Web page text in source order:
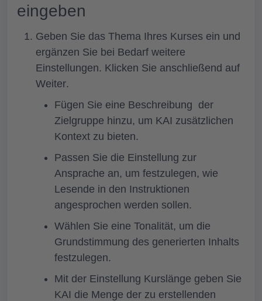
eingeben
Geben Sie das Thema Ihres Kurses ein und
ergänzen Sie bei Bedarf weitere
Einstellungen. Klicken Sie anschließend auf
Weiter.
Fügen Sie eine Beschreibung der
Zielgruppe hinzu, um KAI zusätzlichen
Kontext zu bieten.
Passen Sie die Einstellung zur
Ansprache an, um festzulegen, wie
Lesende in den Instruktionen
angesprochen werden sollen.
Wählen Sie eine Tonalität, um die
Grundstimmung des generierten Inhalts
festzulegen.
Mit der Einstellung Kurslänge geben Sie
KAI die Menge der zu erstellenden